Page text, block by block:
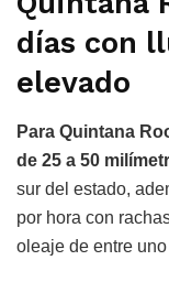
días con
elevado
Para Quintana
de 25 a 50
sur del estado,
por hora con
oleaje de entre